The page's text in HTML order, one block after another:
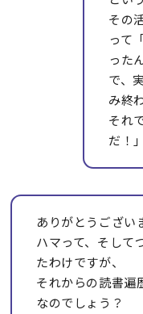
その
って
った
で、
み終
それ
だ！
ありがとうござい
ハマって、そして
たわけですが、
それからの読書遍
なのでしょう？